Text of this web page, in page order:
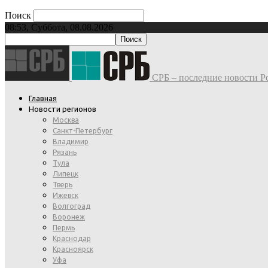
Поиск
08:53, Суббота, 08.08.2026
СРБ – последние новости
Главная
Новости регионов
Москва
Санкт-Петербург
Владимир
Рязань
Тула
Липецк
Тверь
Ижевск
Волгоград
Воронеж
Пермь
Краснодар
Красноярск
Уфа